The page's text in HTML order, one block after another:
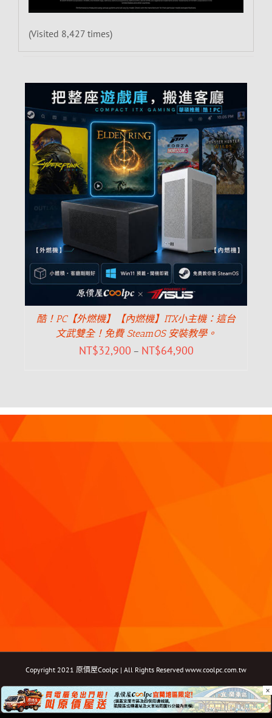
(Visited 8,427 times)
酷！PC【外燃機】【內燃機】ITX小主機：這台
文武雙全！免費 SteamOS 安裝教學。
NT$32,900 – NT$64,900
Copyright 2021 原價屋Coolpc | All Rights Reserved www.coolpc.com.tw
FacebookInstagramYouTubeTwitterEmail: ×